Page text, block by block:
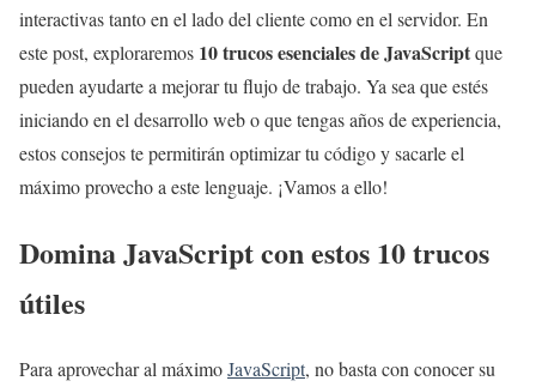
interactivas tanto en el lado del cliente como en el servidor. En
este post, exploraremos 10 trucos esenciales de JavaScriptque
pueden ayudarte a mejorar tu flujo de trabajo. Ya sea que estés
iniciando en el desarrollo web o que tengas años de experiencia,
estos consejos te permitirán optimizar tu código y sacarle el
máximo provecho a este lenguaje. ¡Vamos a ello!
Domina JavaScript con estos 10 trucos
útiles
Para aprovechar al máximoJavaScript, no basta con conocer su